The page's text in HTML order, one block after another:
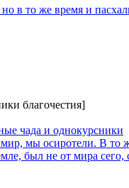
в то же время и
благочестия]
чада и однокурсники
мы осиротели. В
был не от мира